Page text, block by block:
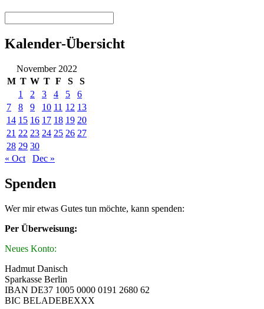
Kalender-Übersicht
November 2022
M T W T F S
S
1
2 3 4 5
6
7
8 9 10 11 12 13
14 15 16 17 18 19 20
21 22 23 24 25 26 27
28 29 30
« Oct
Dec »
Spenden
Wer mir etwas Gutes tun möchte, kann spenden:
Per Überweisung:
Neues Konto:
Hadmut Danisch
Sparkasse Berlin
IBAN DE37 1005 0000 0191 2680 62
BIC BELADEBEXXX